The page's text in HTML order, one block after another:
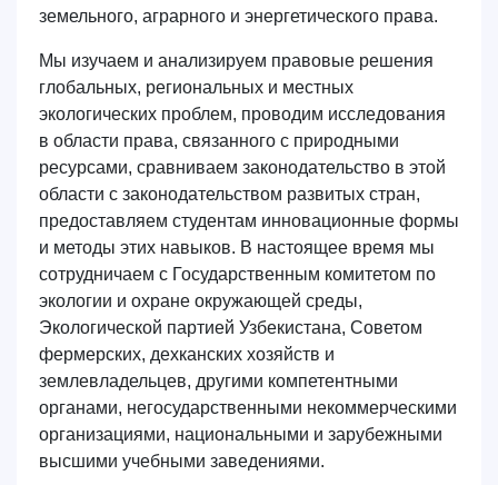
земельного, аграрного и энергетического права.
Мы изучаем и анализируем правовые решения
глобальных, региональных и местных
экологических проблем, проводим исследования
в области права, связанного с природными
ресурсами, сравниваем законодательство в этой
области с законодательством развитых стран,
предоставляем студентам инновационные формы
и методы этих навыков. В настоящее время мы
сотрудничаем с Государственным комитетом по
экологии и охране окружающей среды,
Экологической партией Узбекистана, Советом
фермерских, дехканских хозяйств и
землевладельцев, другими компетентными
органами, негосударственными некоммерческими
организациями, национальными и зарубежными
высшими учебными заведениями.